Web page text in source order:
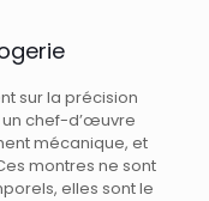
sur la précision
chef-d’œuvre
mécanique, et
montres ne sont
elles sont le